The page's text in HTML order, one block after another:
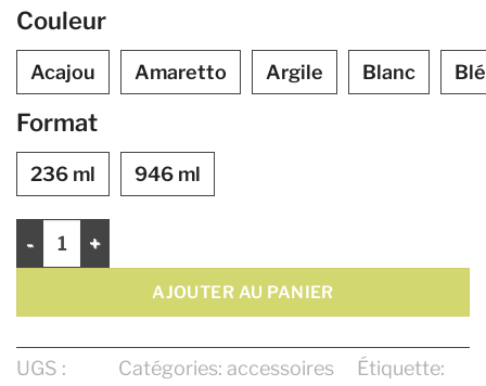
Couleur
Acajou Amaretto Argile Blanc
Format
236 ml 946 ml
AJOUTER AU PANIER
UGS :
Catégories: accessoires
Étiquette: